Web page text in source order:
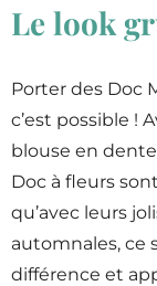
Le look
Porter des Doc
c’est possible !
blouse en
Doc à fleurs
qu’avec leurs
automnales, ce
différence et